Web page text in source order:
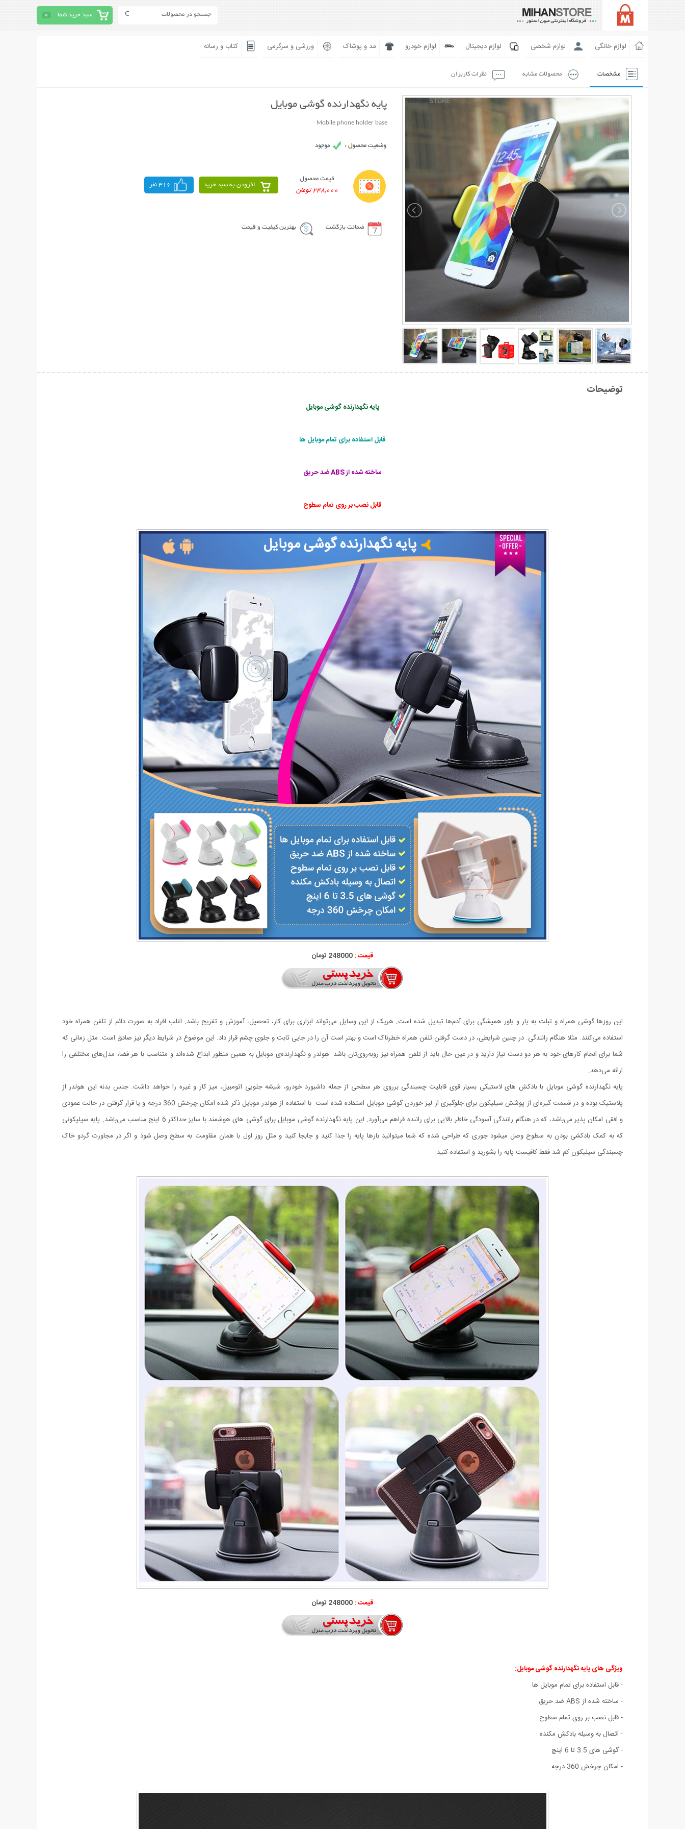
سبد خرید شما 0
لوازم خانگی لوازم شخصی لوازم دیجیتال لوازم خودرو مد و پوشاک ورزشی و سرگرمی کتاب و رسانه
مشخصات محصولات مشابه نظرات کاربران
پایه نگهدارنده گوشی موبایل
Mobile phone holder base
قیمت محصول
248,000 تومان
افزودن به سبد خرید 316 نفر
ضمانت بازگشت بهترین کیفیت و قیمت
توضیحات
پایه نگهدارنده گوشی موبایل
قابل استفاده برای تمام موبایل ها
ساخته شده از ABS ضد حریق
قابل نصب بر روی تمام سطوح
قیمت :248000 تومان
این روزها گوشی همراه و تبلت به یار و یاور همیشگی برای آدم‌ها تبدیل شده است. هریک از این وسایل می‌تواند ابزاری برای کار، تحصیل، آموزش و تفریح باشد. اغلب افراد به صورت دائم از تلفن همراه خود
استفاده می‌کنند. مثلا هنگام رانندگی. در چنین شرایطی، در دست گرفتن تلفن همراه خطرناک است و بهتر است آن را در جایی ثابت و جلوی چشم قرار داد. این موضوع در شرایط دیگر نیز صادق است. مثل زمانی که
شما برای انجام کارهای خود به هر دو دست نیاز دارید و در عین حال باید از تلفن همراه نیز روبه‌روی‌تان باشد. هولدر و نگهدارنده‌ی موبایل به همین منظور ابداع شده‌اند و متناسب با هر فضا، مدل‌های مختلفی را
ارائه می‌دهد.
پایه نگهدارنده گوشی موبایل با بادکش های لاستیکی بسیار قوی قابلیت چسبندگی برروی هر سطحی از جمله داشبورد خودرو، شیشه جلویی اتومبیل، میز کار و غیره را خواهد داشت. جنس بدنه این هولدر از
پلاستیک بوده و در قسمت گیره‌ای از پوشش سیلیکون برای جلوگیری از لیز خوردن گوشی موبایل استفاده شده است. با استفاده از هولدر موبایل ذکر شده امکان چرخش 360 درجه و یا قرار گرفتن در حالت عمودی
و افقی امکان پذیر می‌باشد، که در هنگام رانندگی آسودگی خاطر بالایی برای راننده فراهم می‌آورد. این پایه نگهدارنده گوشی موبایل برای گوشی های هوشمند با سایز حداکثر 6 اینج مناسب می‌باشد. پایه سیلیکونی
که به کمک بادکشی بودن به سطوح وصل میشود جوری که طراحی شده که شما میتوانید بارها پایه را جدا کنید و جابجا کنید و مثل روز اول با همان مقاومت به سطح وصل شود و اگر در مجاورت گردو خاک
چسبندگی سیلیکون کم شد فقط کافیست پایه را بشورید و استفاده کنید.
قیمت :248000 تومان
ویژگی های پایه نگهدارنده گوشی موبایل:
- قابل استفاده برای تمام موبایل ها
- ساخته شده از ABS ضد حریق
- قابل نصب بر روی تمام سطوح
- اتصال به وسیله بادکش مکنده
- گوشی های 3.5 تا 6 اینچ
- امکان چرخش 360 درجه